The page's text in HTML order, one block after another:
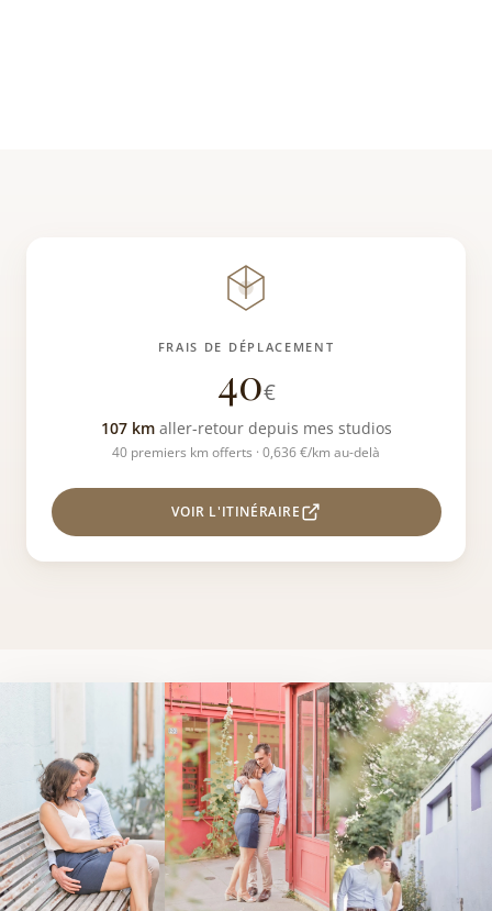
FRAIS DE DÉPLACEMENT
40€
107 kmaller-retour depuis mes studios
40 premiers km offerts · 0,636 €/km au-delà
VOIR L'ITINÉRAIRE